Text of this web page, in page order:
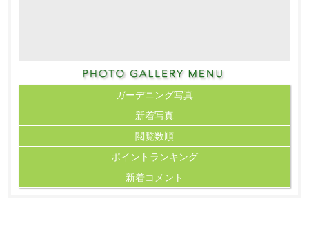
ガーデニング写真
新着写真
閲覧数順
ポイント ランキング
新着コメント